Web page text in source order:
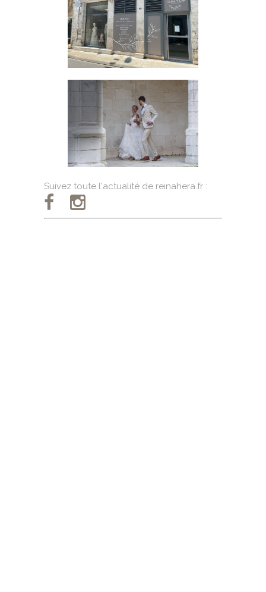
Suivez toute l'actualité de reinahera.fr :